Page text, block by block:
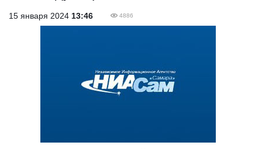
15 января 2024 13:46 4886